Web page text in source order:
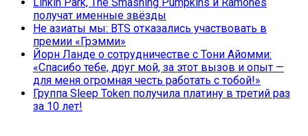
получат именные звёзды
Не азиаты мы: BTS отказались участвовать в
премии «Грэмми»
Йорн Ланде о сотрудничестве с Тони Айомми:
«Спасибо тебе, друг мой, за этот вызов и опыт —
для меня огромная честь работать с тобой!»
Группа Sleep Token получила платину в третий раз
за 10 лет!